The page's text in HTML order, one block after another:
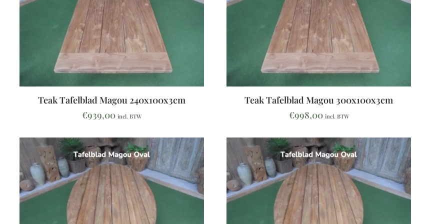
Teak Tafelblad Magou 240x100x3cm
€939,00 incl. BTW
Teak Tafelblad Magou 300x100x3cm
€998,00 incl. BTW